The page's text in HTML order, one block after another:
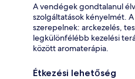
A vendégek gondtalanul
szolgáltatások kényelmét.
szerepelnek: arckezelés,
legkülönfélébb kezelési
között aromaterápia.
Étkezési lehetőség